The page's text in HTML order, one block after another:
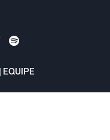
EQUIPE